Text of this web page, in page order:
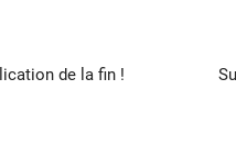
de la fin !